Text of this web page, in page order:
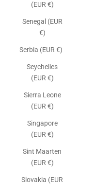
(EUR €)
Senegal (EUR
€)
Serbia (EUR €)
Seychelles
(EUR €)
Sierra Leone
(EUR €)
Singapore
(EUR €)
Sint Maarten
(EUR €)
Slovakia (EUR